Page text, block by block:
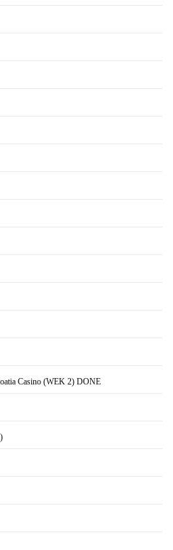
Casino (WEK 2) DONE